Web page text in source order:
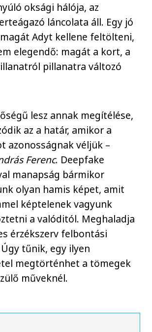
oksági hálója, az
láncolata áll. Egy jó
Adyt kellene feltölteni,
elegendő: magát a kort, a
pillanatra változó
lesz annak megítélése,
az a határ, amikor a
azonosságnak véljük –
Ferenc. Deepfake
manapság bármikor
olyan hamis képet, amit
képtelenek vagyunk
a valóditól. Meghaladja
érzékszerv felbontási
tűnik, egy ilyen
megtörténhet a tömegek
műveknél.